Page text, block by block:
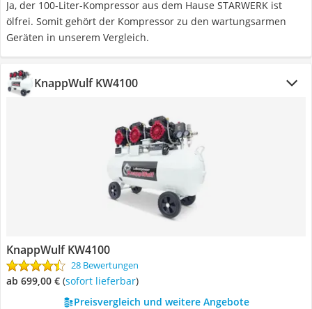
Ja, der 100-Liter-Kompressor aus dem Hause STARWERK ist
ölfrei. Somit gehört der Kompressor zu den wartungsarmen
Geräten in unserem Vergleich.
KnappWulf KW4100
KnappWulf KW4100
28 Bewertungen
ab 699,00 € ( Sofort lieferbar)
Preisvergleich und weitere Angebote